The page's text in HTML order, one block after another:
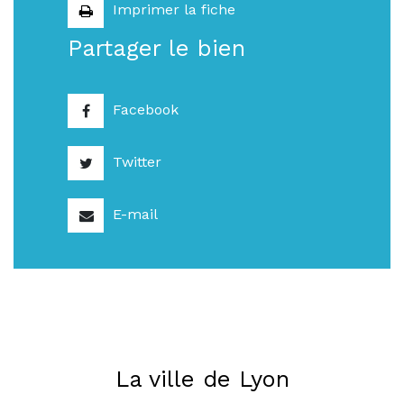
Imprimer la fiche
Partager le bien
Facebook
Twitter
E-mail
La ville de Lyon